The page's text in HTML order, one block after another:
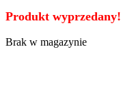
Produkt wyprzedany!
Brak w magazynie